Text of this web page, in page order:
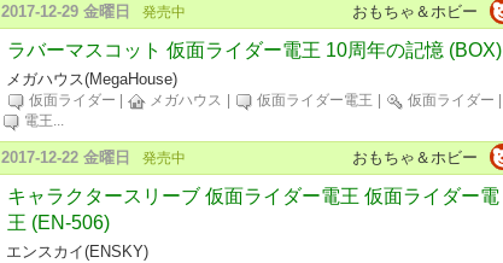
おもちゃ＆ホビー
2017-12-29 金曜日 発売中
ラバーマスコット 仮面ライダー電王 10周年の記憶 (BOX)
メガハウス(MegaHouse)
仮面ライダー メガハウス 仮面ライダー電王 仮面ライダー
電王...
おもちゃ＆ホビー
2017-12-22 金曜日 発売中
キャラクタースリーブ 仮面ライダー電王 仮面ライダー電
王 (EN-506)
エンスカイ(ENSKY)